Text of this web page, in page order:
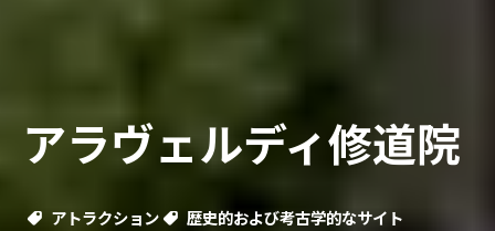
アラヴェルディ修道院
アトラクション
歴史的および考古学的なサイト